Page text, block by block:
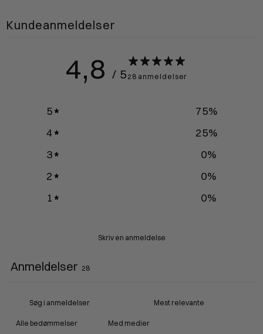
Kundeanmeldelser
4,8 / 5 28 anmeldelser
5 75%
4
25%
3
0%
2
0%
1
0%
Skriv en anmeldelse
Anmeldelser 28
Med medier